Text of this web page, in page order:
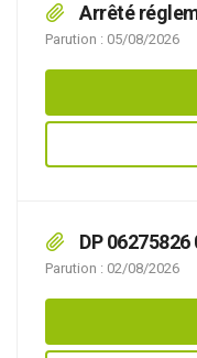
Arrêté
vue de la
dans le
Parution : 05/08/2026
DP 06275826
Chaudière –
Parution : 02/08/2026